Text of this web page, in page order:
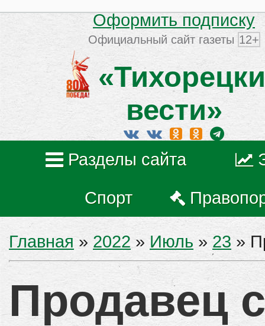
Оформить подписку
Официальный сайт газеты 12+
вести»
Разделы сайта
Спорт
Главная » 2022 » Июль » 23 »
Продавец